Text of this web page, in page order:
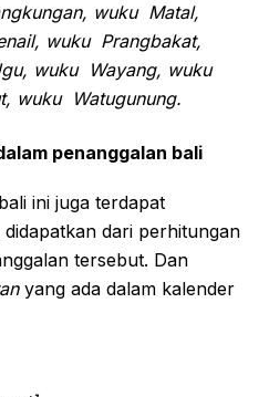
wuku Matal,
wuku Prangbakat,
wuku Wayang, wuku
wuku Watugunung.
penanggalan bali
ini juga terdapat
dari perhitungan
tersebut. Dan
yang ada dalam kalender